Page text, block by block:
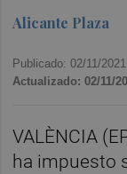
Alicante Plaza
Publicado: 02/11/2021
Actualizado: 02/11/
VALÈNCIA
ha impuesto